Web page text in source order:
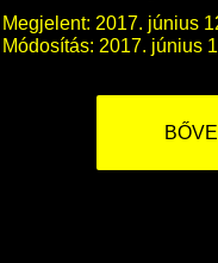
Megjelent: 2017. június
Módosítás: 2017. június